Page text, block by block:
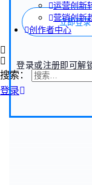
运营创新
营销创新
创作者中心
搜索：
登录
立即登录
登录或注册即可解